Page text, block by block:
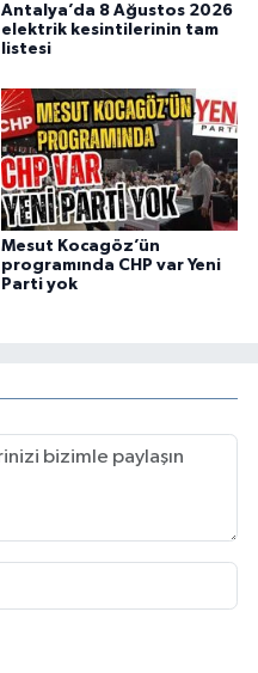
Antalya’da 8 Ağustos 2026
elektrik kesintilerinin tam
listesi
Mesut Kocagöz’ün
programında CHP var Yeni
Parti yok